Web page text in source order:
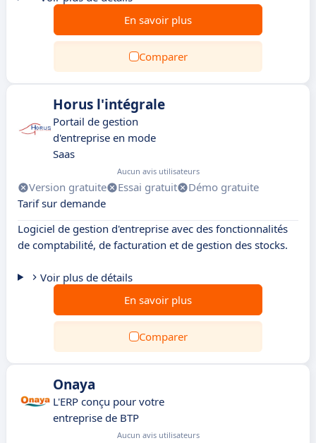
En savoir plus
Comparer
Horus l'intégrale
Portail de gestion
d'entreprise en mode
Saas
Aucun avis utilisateurs
Version gratuite Essai gratuit
Démo gratuite
Tarif sur demande
Logiciel de gestion d'entreprise avec des fonctionnalités
de comptabilité, de facturation et de gestion des stocks.
Voir plus de détails
En savoir plus
Comparer
Onaya
L'ERP conçu pour votre
entreprise de BTP
Aucun avis utilisateurs